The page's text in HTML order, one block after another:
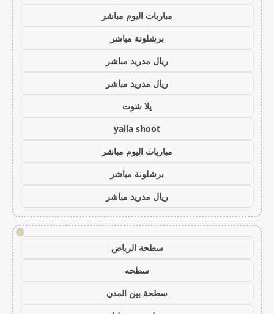
مباريات اليوم مباشر
برشلونة مباشر
ريال مدريد مباشر
ريال مدريد مباشر
يلا شوت
yalla shoot
مباريات اليوم مباشر
برشلونة مباشر
ريال مدريد مباشر
!
سطحة الرياض
سطحه
سطحة بين المدن